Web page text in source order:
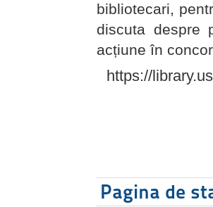
bibliotecari,
discuta despre
acțiune în
https://
Pagina de